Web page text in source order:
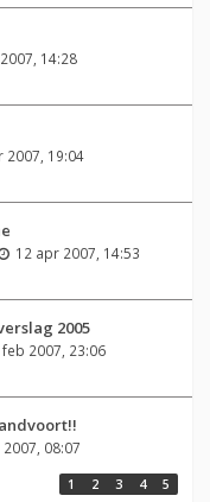
14:28
2007, 19:04
12 apr 2007, 14:53
2005
feb 2007, 23:06
08:07
1 2 3 4 5